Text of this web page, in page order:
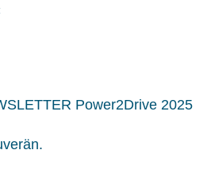
Power2Drive 2025